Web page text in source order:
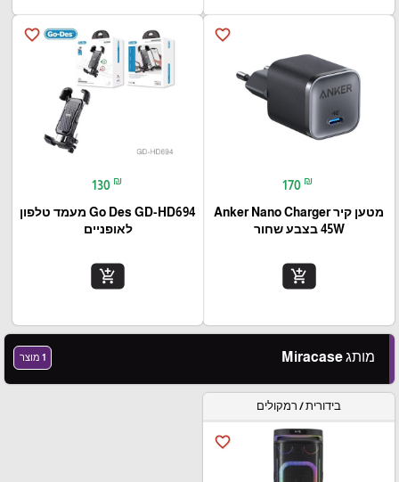
favorite_border
170 ₪
מטען קיר Anker Nano Charger
45W בצבע שחור
add_shopping_cart
favorite_border
130 ₪
Go Des GD-HD694 מעמד טלפון
לאופניים
add_shopping_cart
מותג Miracase 1 מוצר
בידורית / רמקולים
favorite_border